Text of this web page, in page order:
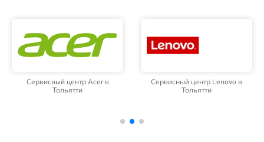
Сервисный центр Acer в
Тольятти
Сервисный центр Lenovo в
Тольятти